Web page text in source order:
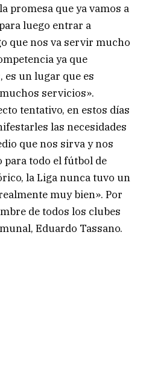
promesa que ya vamos a
luego entrar a
que nos va servir mucho
ya que
es un lugar que es
servicios».
tentativo, en estos días
las necesidades
que nos sirva y nos
para todo el fútbol de
la Liga nunca tuvo un
muy bien». Por
de todos los clubes
Eduardo Tassano.